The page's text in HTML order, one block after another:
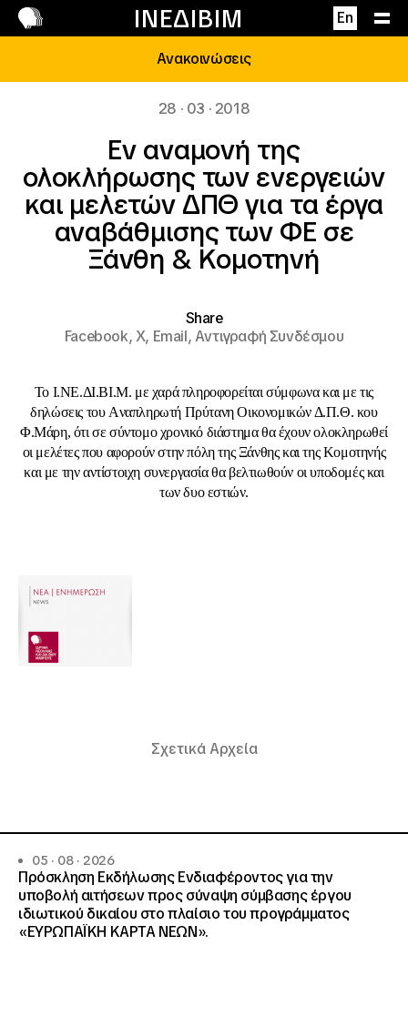
ΙΝΕΔΙΒΙΜ En
Επικοινωνία
Ανακοινώσεις
28 · 03 · 2018
Eν αναμονή της
ολοκλήρωσης των ενεργειών
και μελετών ΔΠΘ για τα έργα
αναβάθμισης των ΦΕ σε
Ξάνθη & Κομοτηνή
Share
Facebook,X, Email,Αντιγραφή Συνδέσμου
Το Ι.ΝΕ.ΔΙ.ΒΙ.Μ. με χαρά πληροφορείται σύμφωνα και με τις
δηλώσεις του Aναπληρωτή Πρύτανη Οικονομικών Δ.Π.Θ. κου
Φ.Μάρη, ότι σε σύντομο χρονικό διάστημα θα έχουν ολοκληρωθεί
οι μελέτες που αφορούν στην πόλη της Ξάνθης και της Κομοτηνής
και με την αντίστοιχη συνεργασία θα βελτιωθούν οι υποδομές και
των δυο εστιών.
Σχετικά Αρχεία
05 · 08 · 2026
Πρόσκληση Εκδήλωσης Ενδιαφέροντος για την
υποβολή αιτήσεων προς σύναψη σύμβασης έργου
ιδιωτικού δικαίου στο πλαίσιο του προγράμματος
«ΕΥΡΩΠΑΪΚΗ ΚΑΡΤΑ ΝΕΩΝ».